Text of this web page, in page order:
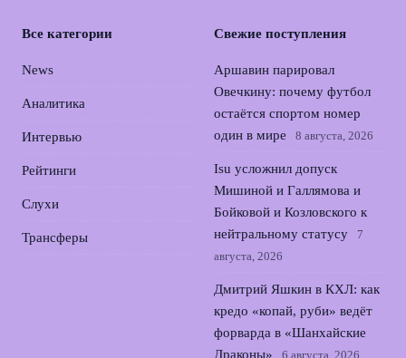
Все категории
News
Аналитика
Интервью
Рейтинги
Слухи
Трансферы
Свежие поступления
Аршавин парировал
Овечкину: почему футбол
остаётся спортом номер
один в мире
8 августа, 2026
Isu усложнил допуск
Мишиной и Галлямова и
Бойковой и Козловского к
нейтральному статусу
7
августа, 2026
Дмитрий Яшкин в КХЛ: как
кредо «копай, руби» ведёт
форварда в «Шанхайские
Драконы»
6 августа, 2026